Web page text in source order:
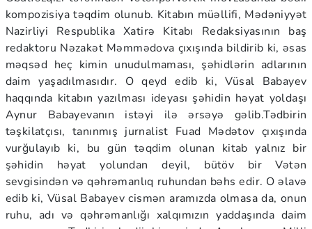
kompozisiya təqdim olunub. Kitabın müəllifi, Mədəniyyət
Nazirliyi Respublika Xatirə Kitabı Redaksiyasının baş
redaktoru Nəzakət Məmmədova çıxışında bildirib ki, əsas
məqsəd heç kimin unudulmaması, şəhidlərin adlarının
daim yaşadılmasıdır. O qeyd edib ki, Vüsal Babayev
haqqında kitabın yazılması ideyası şəhidin həyat yoldaşı
Aynur Babayevanın istəyi ilə ərsəyə gəlib.Tədbirin
təşkilatçısı, tanınmış jurnalist Fuad Mədətov çıxışında
vurğulayıb ki, bu gün təqdim olunan kitab yalnız bir
şəhidin həyat yolundan deyil, bütöv bir Vətən
sevgisindən və qəhrəmanlıq ruhundan bəhs edir. O əlavə
edib ki, Vüsal Babayev cismən aramızda olmasa da, onun
ruhu, adı və qəhrəmanlığı xalqımızın yaddaşında daim